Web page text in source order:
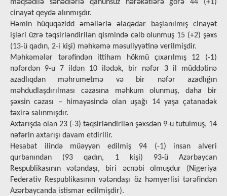
məqsədilə sənədlərlə qanunsuz hərəkətlərə görə 44 (+1)
cinayət qeydə alınmışdır.
Həmin hüquqazidd əməllərlə əlaqədar başlanılmış cinayət
işləri üzrə təqsirləndirilən qismində cəlb olunmuş 15 (+2) şəxs
(13-ü qadın, 2-i kişi) məhkəmə məsuliyyətinə verilmişdir.
Məhkəmələr tərəfindən ittiham hökmü çıxarılmış 12 (-1)
nəfərdən 9-u 7 ildən 10 ilədək, bir nəfər 3 il müddətinə
azadlıqdan məhrumetmə və bir nəfər azadlığın
məhdudlaşdırılması cəzasına məhkum olunmuş, daha bir
şəxsin cəzası – himayəsində olan uşağı 14 yaşa çatanadək
təxirə salınmışdır.
Axtarışda olan 23 (-3) təqsirləndirilən şəxsdən 9-u tutulmuş, 14
nəfərin axtarışı davam etdirilir.
Hesabat ilində müəyyən edilmiş 94 (-1) insan alveri
qurbanından (93 qadın, 1 kişi) 93-ü Azərbaycan
Respublikasının vətəndaşı, biri əcnəbi olmuşdur (Nigeriya
Federativ Respublikasının vətəndaşı öz həmyerlisi tərəfindən
Azərbaycanda istismar edilmişdir).